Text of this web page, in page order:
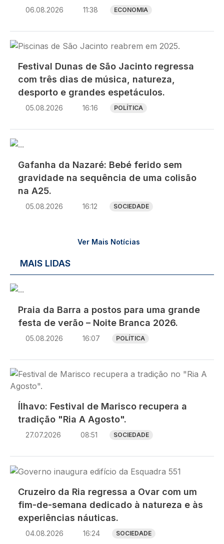
06.08.2026 11:38 ECONOMIA
Imagem
Festival Dunas de São Jacinto regressa
com três dias de música, natureza,
desporto e grandes espetáculos.
05.08.2026 16:16 POLÍTICA
Imagem
Gafanha da Nazaré: Bebé ferido sem
gravidade na sequência de uma colisão
na A25.
05.08.2026 16:12 SOCIEDADE
Ver Mais Notícias
MAIS LIDAS
Imagem
Praia da Barra a postos para uma grande
festa de verão – Noite Branca 2026.
05.08.2026 16:07 POLÍTICA
Imagem
Ílhavo: Festival de Marisco recupera a
tradição "Ria A Agosto".
27.07.2026 08:51 SOCIEDADE
Imagem
Cruzeiro da Ria regressa a Ovar com um
fim-de-semana dedicado à natureza e às
experiências náuticas.
04.08.2026 16:24 SOCIEDADE